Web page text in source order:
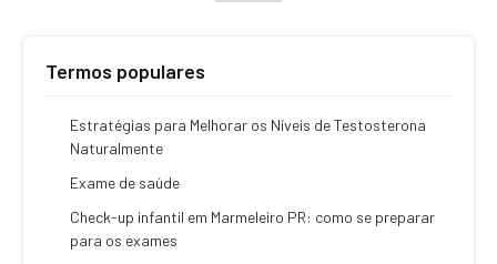
Termos populares
Estratégias para Melhorar os Níveis de Testosterona
Naturalmente
Exame de saúde
Check-up infantil em Marmeleiro PR: como se preparar
para os exames